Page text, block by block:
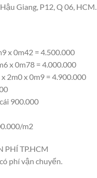
Giang, P12, Q 06, HCM.
x 0m42 = 4.500.000
x 0m78 = 4.000.000
2m0 x 0m9 = 4.900.000
900.000
m2
PHÍ TP.HCM
phí vận chuyển.